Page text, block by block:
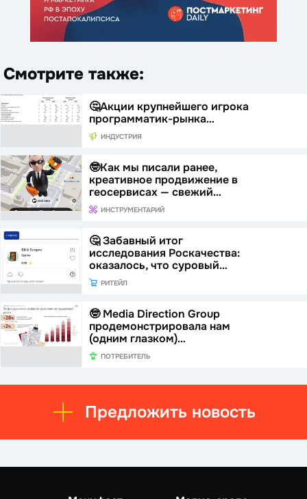
Смотрите также:
🤔Акции крупнейшего игрока
программатик-рынка…
ИНДУСТРИЯ
🤓Как мы писали ранее,
креативное продвижение в
геосервисах — свежий…
ИНСТРУМЕНТАРИЙ
🤔 Забавный итог
исследования Роскачества:
оказалось, что суровый…
РИТЕЙЛ
🤓 Media Direction Group
продемонстрировала нам
(одним глазком)…
ПОТРЕБИТЕЛЬ
Предложить новость